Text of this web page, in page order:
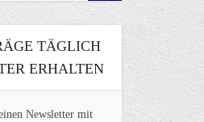
TÄGLICH
ERHALTEN
Newsletter mit